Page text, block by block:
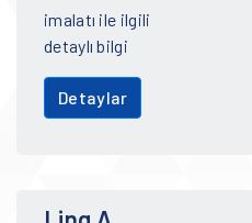
imalatı ile ilgili
detaylı bilgi
Detaylar